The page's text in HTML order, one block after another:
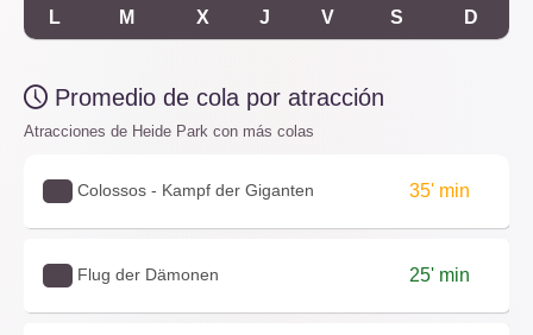
L M X J V S D
Promedio de cola por atracción
Atracciones de Heide Park con más colas
Colossos - Kampf der Giganten 35' min
Flug der Dämonen 25' min